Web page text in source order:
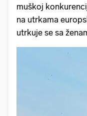
muškoj
na utrkama
utrkuje se sa